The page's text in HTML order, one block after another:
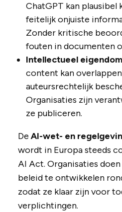
ChatGPT kan plausibel
feitelijk onjuiste
Zonder kritische
fouten in documenten
Intellectueel
content kan
auteursrechtelijk
Organisaties zijn
ze publiceren.
DeAI-wet- en
wordt in Europa steeds
AI Act. Organisaties doen
beleid te ontwikkelen
zodat ze klaar zijn voor
verplichtingen.